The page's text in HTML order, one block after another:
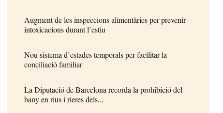
Augment de les inspeccions alimentàries per prevenir
intoxicacions durant l’estiu
Nou sistema d’estades temporals per facilitar la
conciliació familiar
La Diputació de Barcelona recorda la prohibició del
bany en rius i rieres dels...